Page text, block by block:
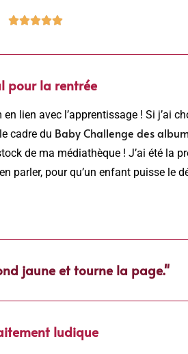

pour la rentrée
lien avec l’apprentissage ! Si j’ai
cadre du Baby Challenge des
de ma médiathèque ! J’ai été la
parler, pour qu’un enfant puisse le
jaune et tourne la page."
ludique